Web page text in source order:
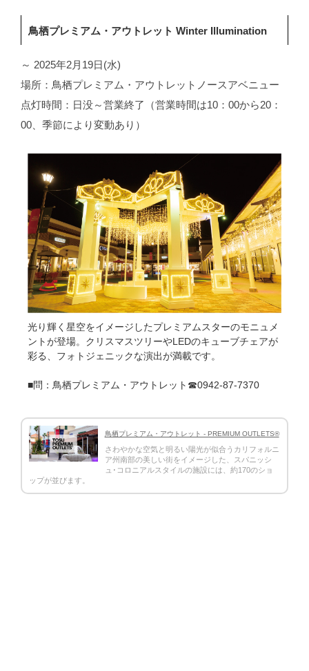
鳥栖プレミアム・アウトレット Winter Illumination
～ 2025年2月19日(水)
場所：鳥栖プレミアム・アウトレットノースアベニュー
点灯時間：日没～営業終了（営業時間は10：00から20：
00、季節により変動あり）
光り輝く星空をイメージしたプレミアムスターのモニュメ
ントが登場。クリスマスツリーやLEDのキューブチェアが
彩る、フォトジェニックな演出が満載です。
■問：鳥栖プレミアム・アウトレット☎0942-87-7370
鳥栖プレミアム・アウトレット - PREMIUM OUTLETS®
さわやかな空気と明るい陽光が似合うカリフォルニ
ア州南部の美しい街をイメージした、スパニッシ
ュ･コロニアルスタイルの施設には、約170のショ
ップが並びます。